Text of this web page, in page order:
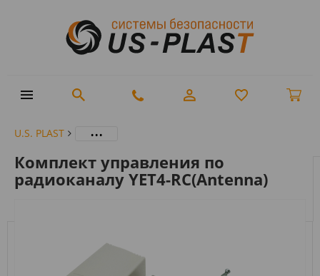
U.S. PLAST ...
Комплект управления по
радиоканалу YET4-RC(Antenna)